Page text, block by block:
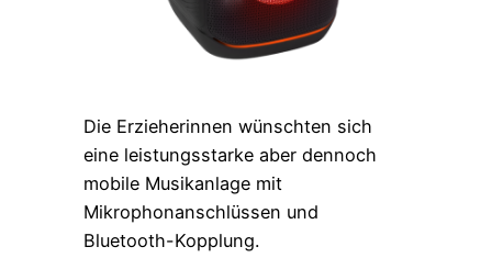
Die Erzieherinnen wünschten sich
eine leistungsstarke aber dennoch
mobile Musikanlage mit
Mikrophonanschlüssen und
Bluetooth-Kopplung.